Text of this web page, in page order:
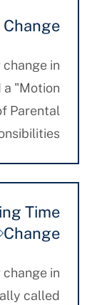
Change
change in
a "Motion
of Parental
Time
Change
change in
called